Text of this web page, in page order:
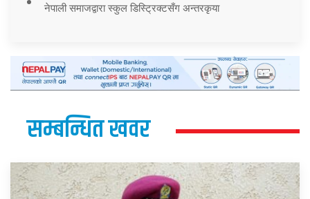
नेपाली समाजद्वारा स्कुल डिस्ट्रिक्टसँग अन्तरकृया
सम्बन्धित खवर